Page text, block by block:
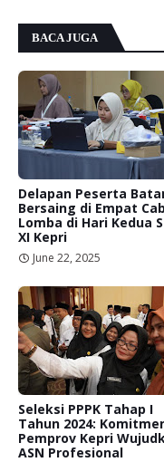
BACA JUGA
Delapan Peserta
Bersaing di Empat
Lomba di Hari Kedua
XI Kepri
June 22, 2025
Seleksi PPPK Tahap I
Tahun 2024:
Pemprov Kepri
ASN Profesional